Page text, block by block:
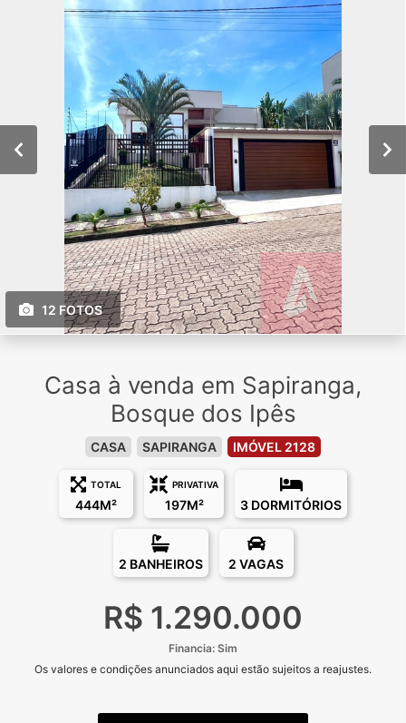
12 FOTOS
Casa à venda em Sapiranga,
Bosque dos Ipês
CASA SAPIRANGA IMÓVEL 2128
TOTAL
444M²
PRIVATIVA
197M² 3 DORMITÓRIOS
2 BANHEIROS 2 VAGAS
R$ 1.290.000
Financia: Sim
Os valores e condições anunciados aqui estão sujeitos a reajustes.